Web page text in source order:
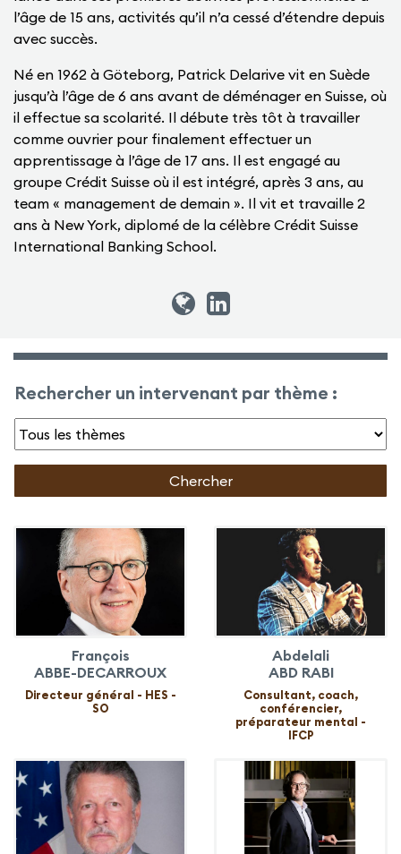
l’âge de 15 ans, activités qu’il n’a cessé d’étendre depuis
avec succès.
Né en 1962 à Göteborg, Patrick Delarive vit en Suède
jusqu’à l’âge de 6 ans avant de déménager en Suisse, où
il effectue sa scolarité. Il débute très tôt à travailler
comme ouvrier pour finalement effectuer un
apprentissage à l’âge de 17 ans. Il est engagé au
groupe Crédit Suisse où il est intégré, après 3 ans, au
team « management de demain ». Il vit et travaille 2
ans à New York, diplomé de la célèbre Crédit Suisse
International Banking School.
Rechercher un intervenant par thème :
François
ABBE-DECARROUX
Directeur général - HES -
SO
Abdelali
ABD RABI
Consultant, coach,
conférencier,
préparateur mental -
IFCP